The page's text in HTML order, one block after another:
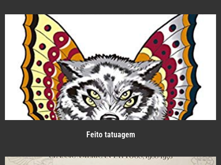
Feito tatuagem